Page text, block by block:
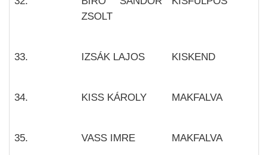
ZSOLT
33. IZSÁK LAJOS KISKEND
34. KISS KÁROLY MAKFALVA
35. VASS IMRE MAKFALVA